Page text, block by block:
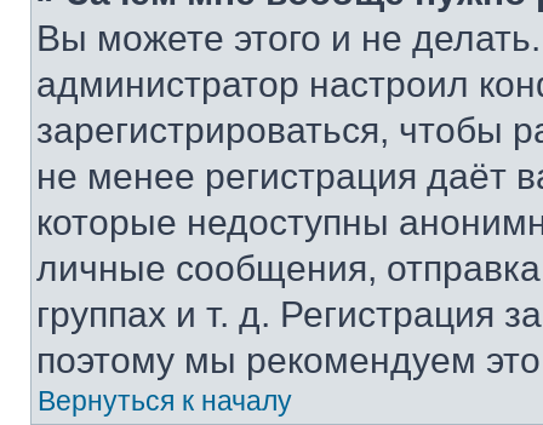
Вы можете этого и не
администратор настроил
зарегистрироваться, чтобы
не менее регистрация даёт
которые недоступны
личные сообщения,
группах и т. д. Регистрация
поэтому мы рекомендуем
Вернуться к началу